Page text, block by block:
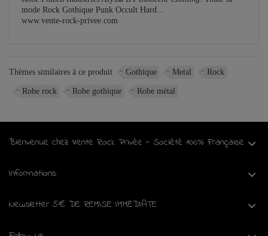
mode Rock Gothique Punk Occult Hard...
www.vente-rock-privee.com
Thèmes similaires à ce produit Gothique Metal Rock
Robe rock Robe gothique Robe métal
Bienvenue chez Vente Rock Privée - Société 100% Française
Informations
Newsletter 5€ DE REMISE IMMÉDIATE